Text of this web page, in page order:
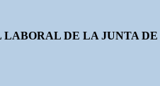
DE LA JUNTA